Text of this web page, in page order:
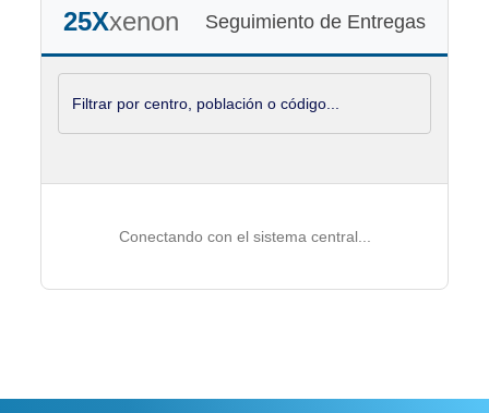
25Xxenon Seguimiento de Entregas
Conectando con el sistema central...